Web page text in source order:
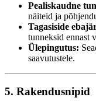
Pealiskaudne
näiteid ja
Tagasiside
tunneksid ennast
Ülepingutus:
saavutustele.
5. Rakendusnipid